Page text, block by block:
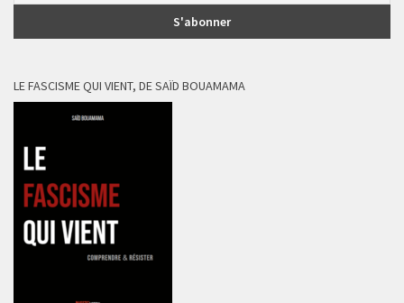
LE FASCISME QUI VIENT, DE SAÏD BOUAMAMA